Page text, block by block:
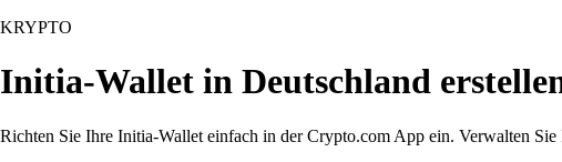
KRYPTO
Initia-Wallet in Deutschland
Richten Sie Ihre Initia-Wallet einfach in der Crypto.com App ein. Verwalten